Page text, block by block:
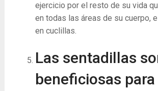
ejercicio por el resto de su vida
en todas las áreas de su cuerpo,
en cuclillas.
Las sentadillas
beneficiosas para